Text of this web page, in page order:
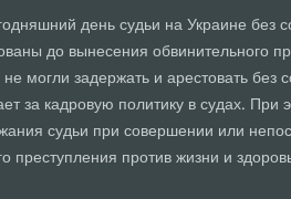
день судьи на Украине без
до вынесения обвинительного
могли задержать и арестовать
за кадровую политику в судах. При
судьи при совершении или
преступления против жизни и